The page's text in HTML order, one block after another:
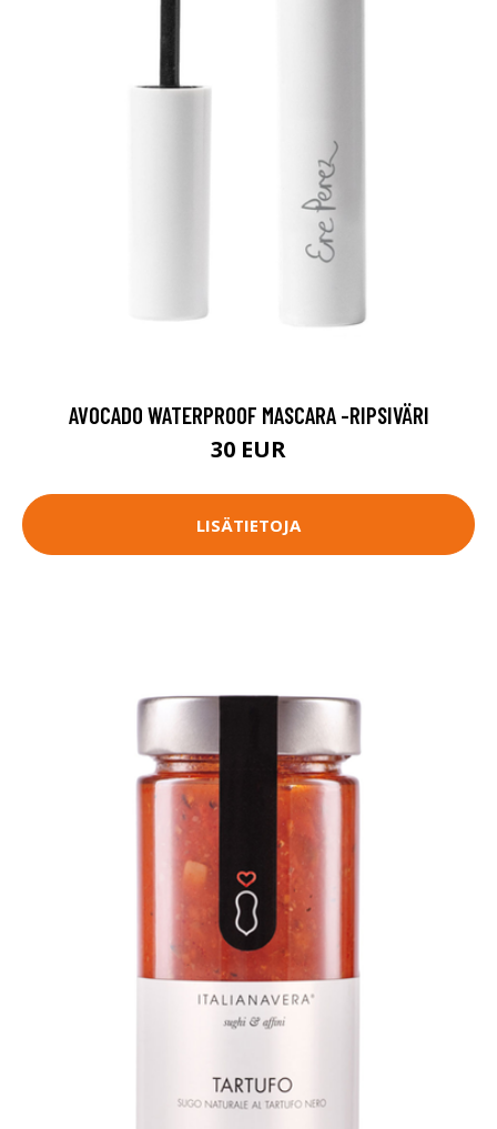
AVOCADO WATERPROOF MASCARA -RIPSIVÄRI
30 EUR
LISÄTIETOJA